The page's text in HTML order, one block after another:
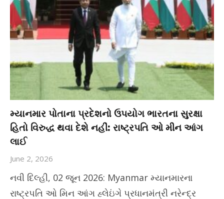
મ્યાનમાર પોતાના પ્રદેશનો ઉપયોગ ભારતના સુરક્ષા
હિતો વિરુદ્ધ થવા દેશે નહીં: રાષ્ટ્રપતિ ઓ મીન આંગ
લાઈ
June 2, 2026
નવી દિલ્હી, 02 જૂન 2026: Myanmar મ્યાનમારના
રાષ્ટ્રપતિ ઓ મિન આંગ હ્લેઇંગે પ્રધાનમંત્રી નરેન્દ્ર